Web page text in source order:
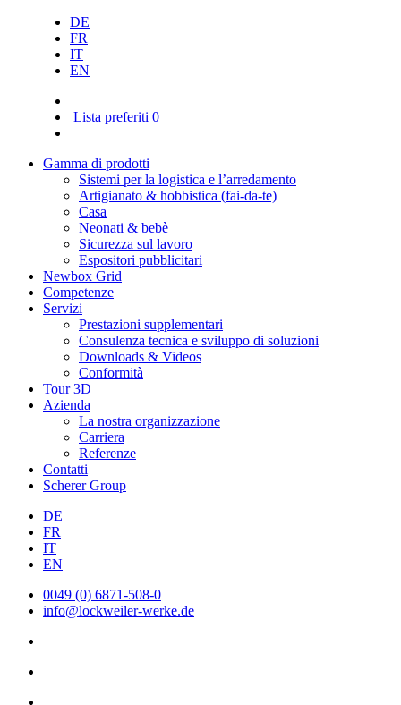
DE
FR
IT
EN
Lista preferiti 0
Gamma di prodotti
Sistemi per la logistica e l’arredamento
Artigianato & hobbistica (fai-da-te)
Casa
Neonati & bebè
Sicurezza sul lavoro
Espositori pubblicitari
Newbox Grid
Competenze
Servizi
Prestazioni supplementari
Consulenza tecnica e sviluppo di soluzioni
Downloads & Videos
Conformità
Tour 3D
Azienda
La nostra organizzazione
Carriera
Referenze
Contatti
Scherer Group
DE
FR
IT
EN
0049 (0) 6871-508-0
info@lockweiler-werke.de